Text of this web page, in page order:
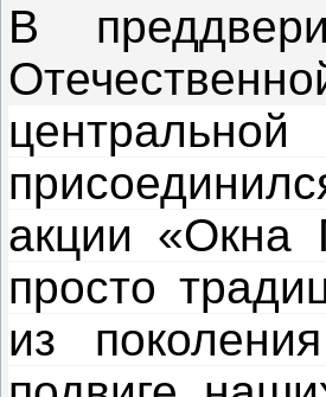
В
акции
просто
из